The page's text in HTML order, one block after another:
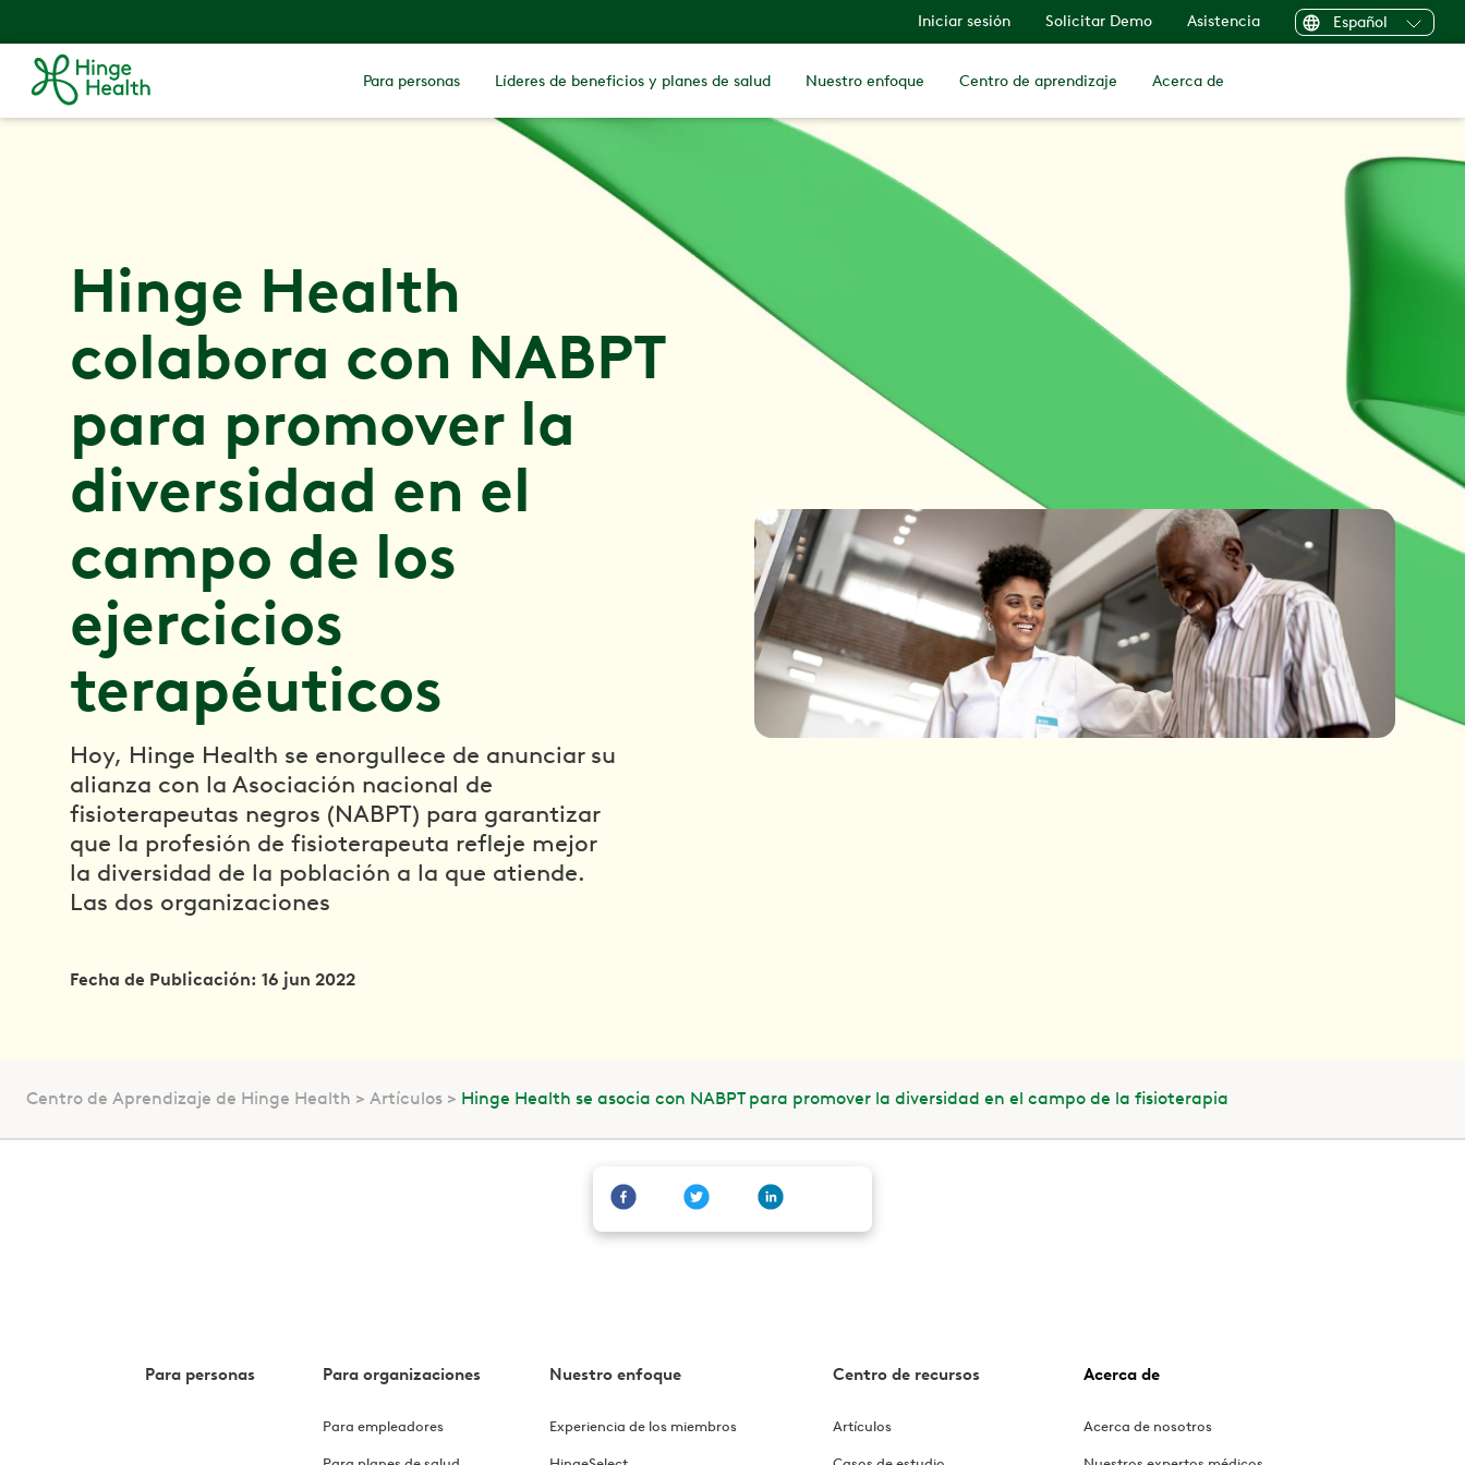
Iniciar sesión Solicitar Demo Asistencia Español
Para personas Líderes de beneficios y planes de salud Nuestro enfoque Centro de aprendizaje Acerca de
Hinge Health
colabora con NABPT
para promover la
diversidad en el
campo de los
ejercicios
terapéuticos
Hoy, Hinge Health se enorgullece de anunciar su
alianza con la Asociación nacional de
fisioterapeutas negros (NABPT) para garantizar
que la profesión de fisioterapeuta refleje mejor
la diversidad de la población a la que atiende.
Las dos organizaciones
Fecha de Publicación: 16 jun 2022
Centro de Aprendizaje de Hinge Health Artículos Hinge Health se asocia con NABPT para promover la diversidad en el campo de la fisioterapia
Para personas Para organizaciones
Para empleadores
Nuestro enfoque
Experiencia de los miembros
Centro de recursos
Artículos
Acerca de
Acerca de nosotros